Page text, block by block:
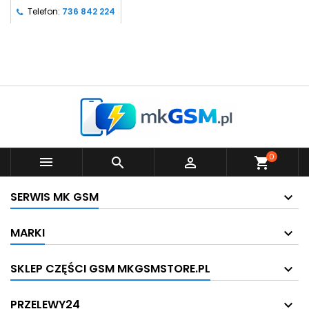
Telefon: 736 842 224
   shopping_cart0
SERWIS MK GSM
MARKI
SKLEP CZĘŚCI GSM MKGSMSTORE.PL
PRZELEWY24